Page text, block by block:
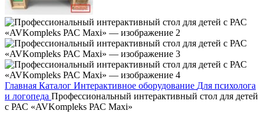
Главная Каталог Интерактивное оборудование Для психолога
и логопеда Профессиональный интерактивный стол для детей
с РАС «AVKompleks РАС Maxi»